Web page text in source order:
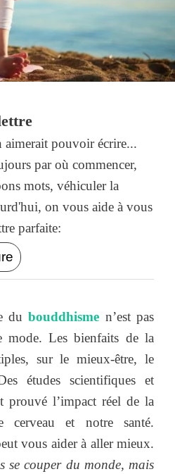
aimerait pouvoir écrire...
par où commencer,
mots, véhiculer la
on vous aide à vous
parfaite:
dubouddhisme n’est pas
mode. Les bienfaits de la
sur le mieux-être, le
études scientifiques et
prouvé l’impact réel de la
cerveau et notre santé.
vous aider à aller mieux.
se couper du monde, mais